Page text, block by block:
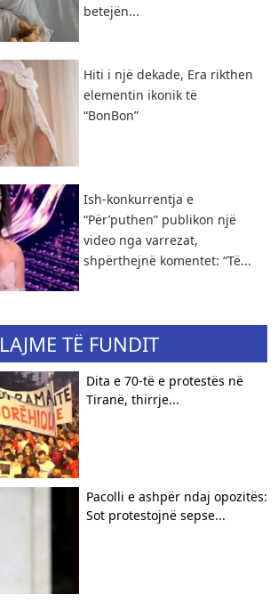
betejën...
Hiti i një dekade, Era rikthen
elementin ikonik të
“BonBon”
Ish-konkurrentja e
“Për’puthen” publikon një
video nga varrezat,
shpërthejnë komentet: “Të...
LAJME TË FUNDIT
​Dita e 70-të e protestës në
Tiranë, thirrje...
Pacolli e ashpër ndaj opozitës:
Sot protestojnë sepse...